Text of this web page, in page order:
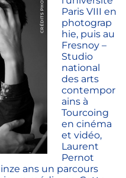
Paris VIII en
photograp
hie, puis au
Fresnoy –
Studio
national
des arts
contempor
ains à
Tourcoing
en cinéma
et vidéo,
Laurent
Pernot
ans un parcours